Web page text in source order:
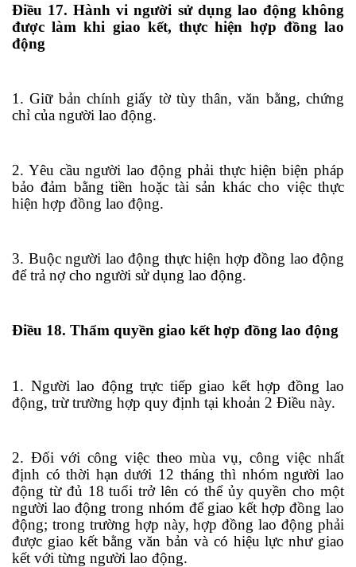
Điều 17. Hành vi người sử dụng lao động không
được làm khi giao kết, thực hiện hợp đồng lao
động
1. Giữ bản chính giấy tờ tùy thân, văn bằng, chứng
chỉ của người lao động.
2. Yêu cầu người lao động phải thực hiện biện pháp
bảo đảm bằng tiền hoặc tài sản khác cho việc thực
hiện hợp đồng lao động.
3. Buộc người lao động thực hiện hợp đồng lao động
đểtrả nợ cho người sử dụng lao động.
Điều 18. Thẩm quyền giao kết hợp đồng lao động
1. Người lao động trực tiếp giao kết hợp đồng lao
động, trừ trường hợp quy định tại khoản 2 Điều này.
2. Đối với công việc theo mùa vụ, công việc nhất
định có thời hạn dưới 12 tháng thì nhóm người lao
động từ đủ 18 tuổi trở lên có thể ủy quyền cho một
người lao độngtrong nhóm để giao kết hợpđồng lao
động; trong trường hợp này, hợp đồng lao động phải
được giao kết bằng văn bản và có hiệu lực như giao
kết với từng người lao động.